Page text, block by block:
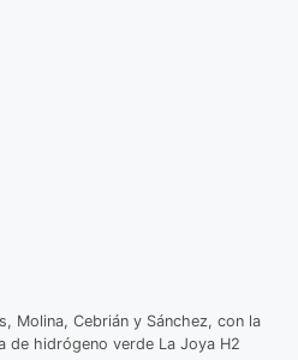
Molina, Cebrián y Sánchez, con la
de hidrógeno verde La Joya H2